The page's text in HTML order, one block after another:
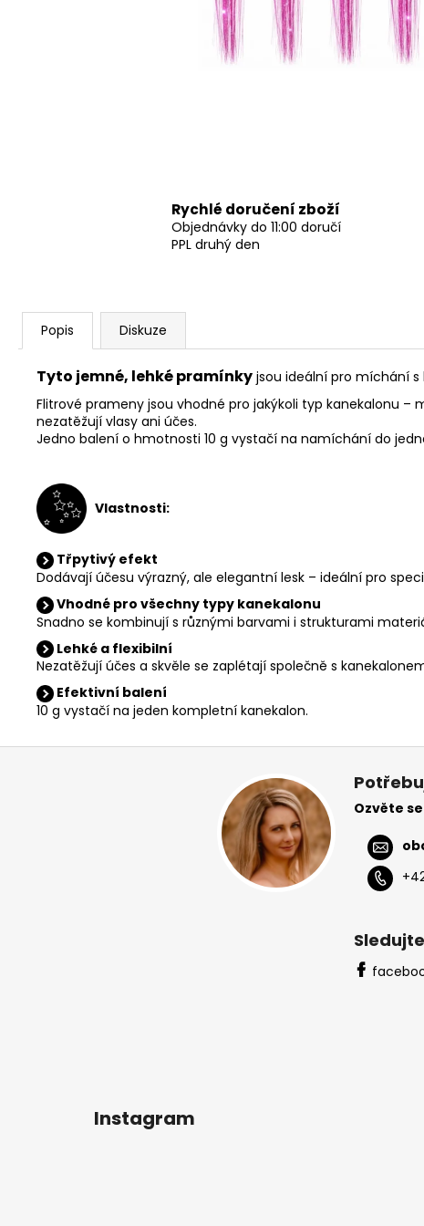
Rychlé doručení zboží
Objednávky do 11:00 doručí
PPL druhý den
Popis Diskuze
Tyto jemné, lehké pramínky jsou ideální pro míchání
Flitrové prameny jsou vhodné pro jakýkoli typ kanekalonu
nezatěžují vlasy ani účes.
Jedno balení o hmotnosti 10 g vystačí na namíchání do
Vlastnosti:
Třpytivý efekt
Dodávají účesu výrazný, ale elegantní lesk – ideální pro
Vhodné pro všechny typy kanekalonu
Snadno se kombinují s různými barvami i strukturami
Lehké a flexibilní
Nezatěžují účes a skvěle se zaplétají společně s
Efektivní balení
10 g vystačí na jeden kompletní kanekalon.
Z
Ozvěte
Instagram